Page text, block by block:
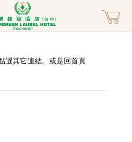
選其它連結。或是回首頁